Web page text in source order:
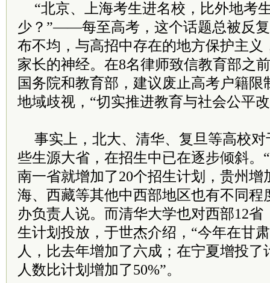
“北京、上海考生进名校，比外地考
少？”——每至高考，这个话题总被反
布不均，与高招中存在的地方保护主义
家长的神经。在8名律师致信教育部之
国务院和教育部，建议废止高考户籍限
地域歧视，“切实推进教育与社会公平
事实上，北大、清华、复旦等高校
些生源大省，在招生中已在逐步倾斜。
南一省就增加了20个招生计划，贵州增
海、西藏等其他中西部地区也有不同程
办负责人说。而清华大学也对西部12
生计划投放，于世杰介绍，“今年在甘
人，比去年增加了六成；在宁夏增投
人数比计划增加了50%”。